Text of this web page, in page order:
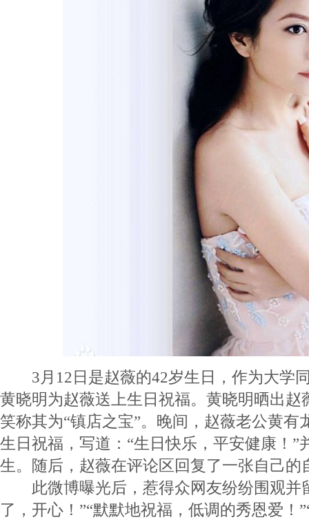
3月12日是赵薇的42岁生日，作为大学
黄晓明为赵薇送上生日祝福。黄晓明晒出赵
笑称其为“镇店之宝”。晚间，赵薇老公黄有
生日祝福，写道：“生日快乐，平安健康！”
生。随后，赵薇在评论区回复了一张自己的
此微博曝光后，惹得众网友纷纷围观并
了，开心！”“默默地祝福，低调的秀恩爱！